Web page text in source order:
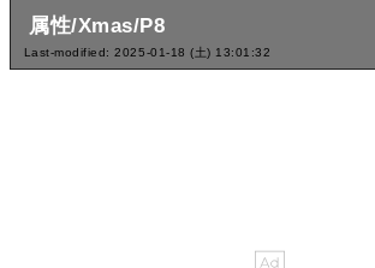
属性/Xmas/P8
Last-modified: 2025-01-18 (土) 13:01:32